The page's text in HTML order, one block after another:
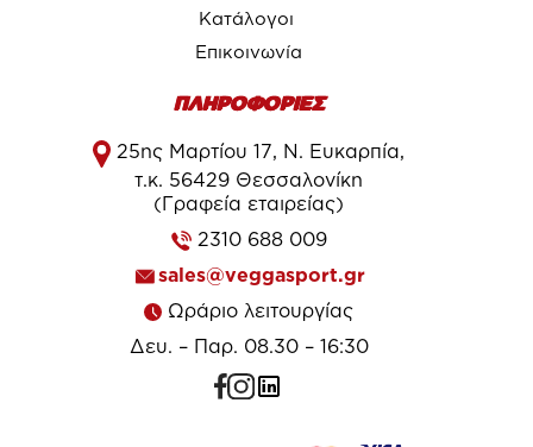
Κατάλογοι
Επικοινωνία
ΠΛΗΡΟΦΟΡΙΕΣ
25ης Μαρτίου 17, Ν. Ευκαρπία,
τ.κ. 56429 Θεσσαλονίκη
(Γραφεία εταιρείας)
2310 688 009
sales@veggasport.gr
Ωράριο λειτουργίας
Δευ. – Παρ. 08.30 – 16:30